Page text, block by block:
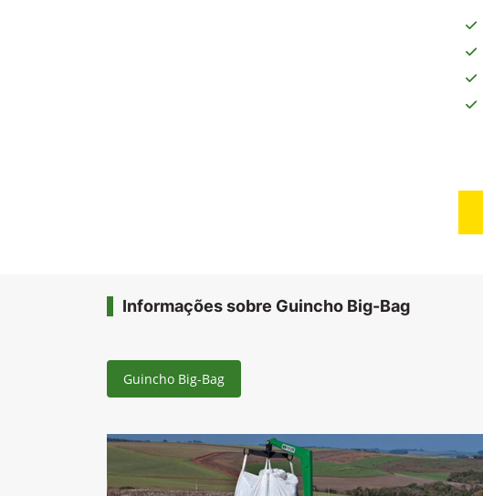
Informações sobre Guincho Big-Bag
Guincho Big-Bag